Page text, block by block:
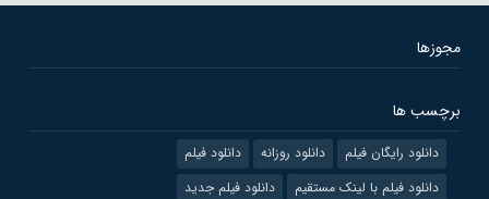
مجوزها
برچسب ها
دانلود رایگان فیلم دانلود روزانه
دانلود فیلم
دانلود فیلم با لینک مستقیم
دانلود فیلم جدید